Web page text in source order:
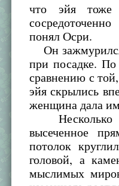
что эйя тоже
понял Осри.
Он
при посадке.
сравнению с
эйя скрылись
женщина дала
Несколько
высеченное
потолок
головой, а
мыслимых